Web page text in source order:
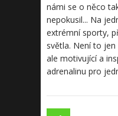
námi se o něco
nepokusil... Na
extrémní sporty,
světla. Není to
ale motivující a
adrenalinu pro